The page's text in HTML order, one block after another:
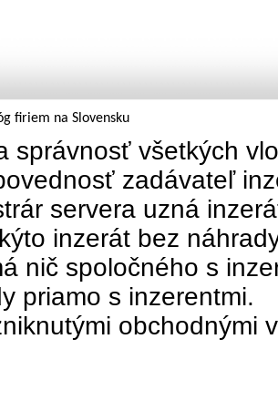
firiem na Slovensku
správnosť všetkých
zadávateľ
servera uzná
inzerát bez
nič spoločného s
priamo s inzerentmi.
obchodnými